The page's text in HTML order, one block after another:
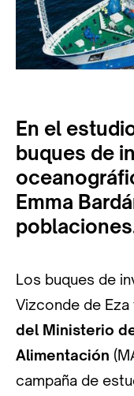
En el
buques de
Emma
Los buques de
Vizconde de
del Ministerio
Alimentación
campaña de